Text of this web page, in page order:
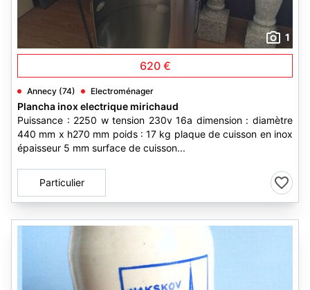
1
620 €
Annecy (74) Electroménager
Plancha inox electrique mirichaud
Puissance : 2250 w tension 230v 16a dimension : diamètre
440 mm x h270 mm poids : 17 kg plaque de cuisson en inox
épaisseur 5 mm surface de cuisson...
Particulier